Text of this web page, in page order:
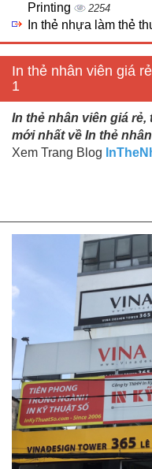
Printing
2254
In thẻ nhựa làm thẻ
In thẻ nhân viên giá
1
In thẻ nhân viên giá
mới nhất về In thẻ
Xem Trang Blog